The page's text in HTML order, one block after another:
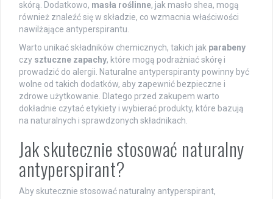
skórą. Dodatkowo, masła roślinne, jak masło shea, mogą
również znaleźć się w składzie, co wzmacnia właściwości
nawilżające antyperspirantu.
Warto unikać składników chemicznych, takich jak parabeny
czy sztuczne zapachy, które mogą podrażniać skórę i
prowadzić do alergii. Naturalne antyperspiranty powinny być
wolne od takich dodatków, aby zapewnić bezpieczne i
zdrowe użytkowanie. Dlatego przed zakupem warto
dokładnie czytać etykiety i wybierać produkty, które bazują
na naturalnych i sprawdzonych składnikach.
Jak skutecznie stosować naturalny
antyperspirant?
Aby skutecznie stosować naturalny antyperspirant,